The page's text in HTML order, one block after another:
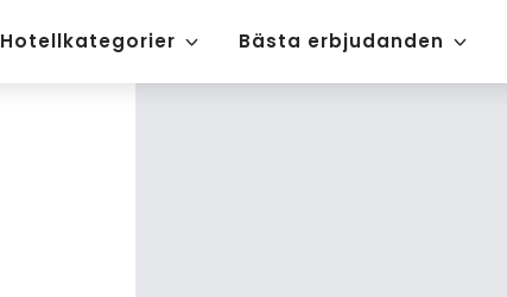
Hotellkategorier Bästa erbjudanden